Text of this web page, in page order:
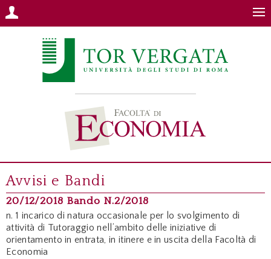
Avvisi e Bandi
20/12/2018 Bando N.2/2018
n. 1 incarico di natura occasionale per lo svolgimento di
attività di Tutoraggio nell’ambito delle iniziative di
orientamento in entrata, in itinere e in uscita della Facoltà di
Economia